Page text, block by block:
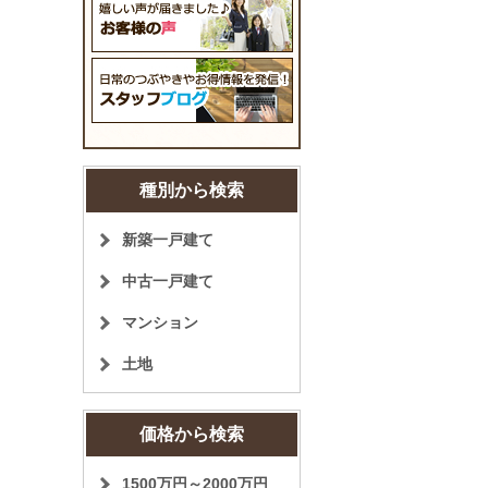
種別から検索
新築一戸建て
中古一戸建て
マンション
土地
価格から検索
1500万円～2000万円